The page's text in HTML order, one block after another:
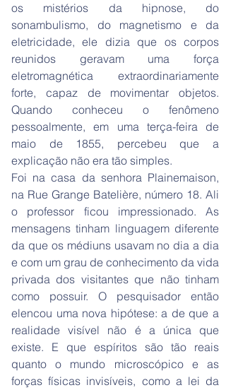
os mistérios da hipnose, do
sonambulismo, do magnetismo e da
eletricidade, ele dizia que os corpos
reunidos geravam uma força
eletromagnética extraordinariamente
forte, capaz de movimentar objetos.
Quando conheceu o fenômeno
pessoalmente, em uma terça-feira de
maio de 1855, percebeu que a
explicação não era tão simples.
Foi na casa da senhora Plainemaison,
na Rue Grange Batelière, número 18. Ali
o professor ficou impressionado. As
mensagens tinham linguagem diferente
da que os médiuns usavam no dia a dia
e com um grau de conhecimento da vida
privada dos visitantes que não tinham
como possuir. O pesquisador então
elencou uma nova hipótese: a de que a
realidade visível não é a única que
existe. E que espíritos são tão reais
quanto o mundo microscópico e as
forças físicas invisíveis, como a lei da